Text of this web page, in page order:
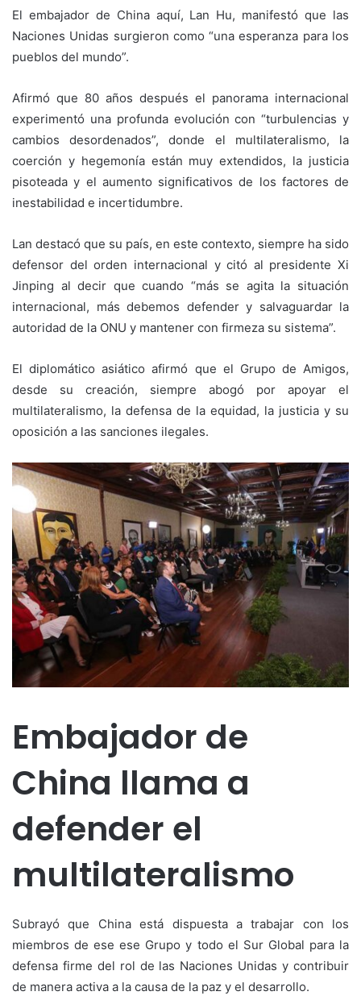
El embajador de China aquí, Lan Hu, manifestó que las
Naciones Unidas surgieron como “una esperanza para los
pueblos del mundo”.
Afirmó que 80 años después el panorama internacional
experimentó una profunda evolución con “turbulencias y
cambios desordenados”, donde el multilateralismo, la
coerción y hegemonía están muy extendidos, la justicia
pisoteada y el aumento significativos de los factores de
inestabilidad e incertidumbre.
Lan destacó que su país, en este contexto, siempre ha sido
defensor del orden internacional y citó al presidente Xi
Jinping al decir que cuando “más se agita la situación
internacional, más debemos defender y salvaguardar la
autoridad de la ONU y mantener con firmeza su sistema”.
El diplomático asiático afirmó que el Grupo de Amigos,
desde su creación, siempre abogó por apoyar el
multilateralismo, la defensa de la equidad, la justicia y su
oposición a las sanciones ilegales.
Embajador de
China llama a
defender el
multilateralismo
Subrayó que China está dispuesta a trabajar con los
miembros de ese ese Grupo y todo el Sur Global para la
defensa firme del rol de las Naciones Unidas y contribuir
de manera activa a la causa de la paz y el desarrollo.